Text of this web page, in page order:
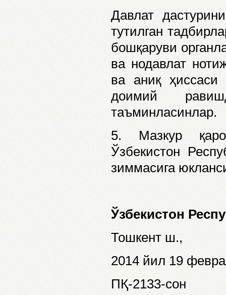
Давлат
тутилган
бошқаруви
ва нодавлат
ва аниқ ҳиссаси
доимий
таъминласинлар.
5. Мазкур
Ўзбекистон
зиммасига
Ўзбекистон
Тошкент ш.,
2014 йил 19
ПҚ-2133-сон